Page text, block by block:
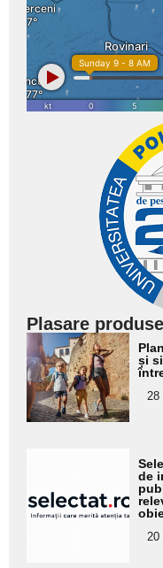
Plasare produse
Adaugă
aici textul
pentru
subtitlu
și
28
pentru
subtitlu
de
20